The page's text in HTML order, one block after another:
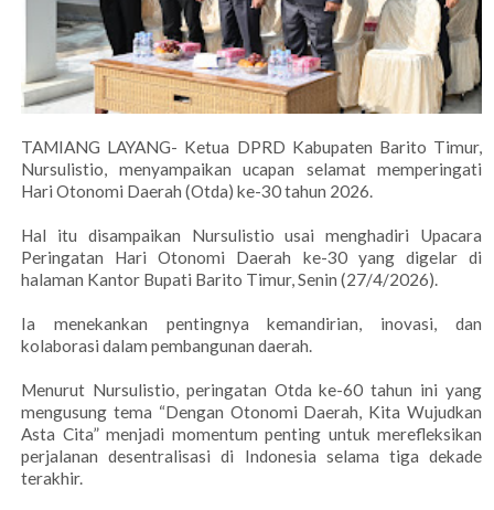
TAMIANG LAYANG- Ketua DPRD Kabupaten Barito Timur,
Nursulistio, menyampaikan ucapan selamat memperingati
Hari Otonomi Daerah (Otda) ke-30 tahun 2026.
Hal itu disampaikan Nursulistio usai menghadiri Upacara
Peringatan Hari Otonomi Daerah ke-30 yang digelar di
halaman Kantor Bupati Barito Timur, Senin (27/4/2026).
Ia menekankan pentingnya kemandirian, inovasi, dan
kolaborasi dalam pembangunan daerah.
Menurut Nursulistio, peringatan Otda ke-60 tahun ini yang
mengusung tema “Dengan Otonomi Daerah, Kita Wujudkan
Asta Cita” menjadi momentum penting untuk merefleksikan
perjalanan desentralisasi di Indonesia selama tiga dekade
terakhir.